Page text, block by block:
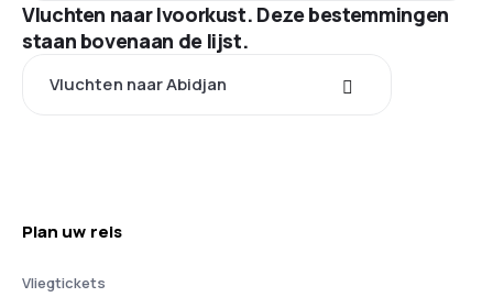
Vluchten naar Ivoorkust. Deze bestemmingen
staan bovenaan de lijst.
Vluchten naar Abidjan
Plan uw reis
Vliegtickets